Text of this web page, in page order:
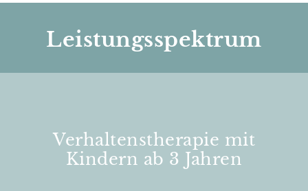
Leistungsspektrum
Verhaltenstherapie mit
Kindern ab 3 Jahren